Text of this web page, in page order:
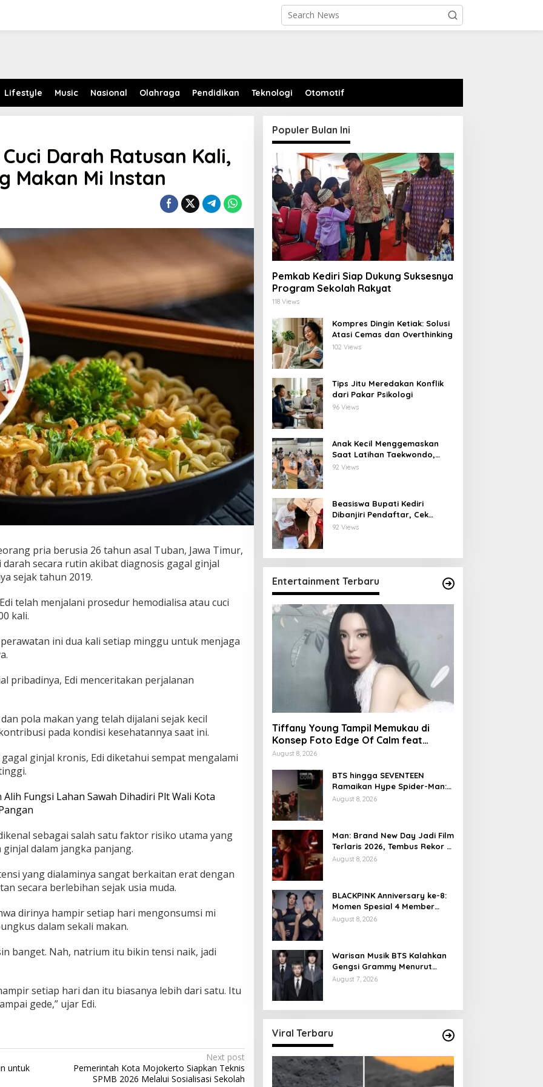
Lifestyle Music Nasional Olahraga Pendidikan Teknologi Otomotif
Darah Ratusan Kali,
Makan Mi Instan
pria berusia 26 tahun asal Tuban, Jawa Timur,
secara rutin akibat diagnosis gagal ginjal
sejak tahun 2019.
telah menjalani prosedur hemodialisa atau cuci
kali.
ini dua kali setiap minggu untuk menjaga
pribadinya, Edi menceritakan perjalanan
pola makan yang telah dijalani sejak kecil
pada kondisi kesehatannya saat ini.
ginjal kronis, Edi diketahui sempat mengalami
Fungsi Lahan Sawah Dihadiri Plt Wali Kota
sebagai salah satu faktor risiko utama yang
dalam jangka panjang.
yang dialaminya sangat berkaitan erat dengan
secara berlebihan sejak usia muda.
dirinya hampir setiap hari mengonsumsi mi
dalam sekali makan.
banget. Nah, natrium itu bikin tensi naik, jadi
setiap hari dan itu biasanya lebih dari satu. Itu
gede,” ujar Edi.
untuk
Next post
Pemerintah Kota Mojokerto Siapkan Teknis
SPMB 2026 Melalui Sosialisasi Sekolah
Populer Bulan Ini
Pemkab Kediri Siap Dukung Suksesnya
Program Sekolah Rakyat
118 Views
Kompres Dingin Ketiak: Solusi
Atasi Cemas dan Overthinking
102 Views
Tips Jitu Meredakan Konflik
dari Pakar Psikologi
96 Views
Anak Kecil Menggemaskan
Saat Latihan Taekwondo,
Netizen Terhibur
92 Views
Beasiswa Bupati Kediri
Dibanjiri Pendaftar, Cek
Langsung ke Rumah untuk
92 Views
Entertainment Terbaru
Tiffany Young Tampil Memukau di
Konsep Foto Edge Of Calm feat
Miyeon
August 8, 2026
BTS hingga SEVENTEEN
Ramaikan Hype Spider-Man:
Brand New Day
August 8, 2026
Man: Brand New Day Jadi Film
Terlaris 2026, Tembus Rekor 7
Hari
August 8, 2026
BLACKPINK Anniversary ke-8:
Momen Spesial 4 Member
Berkumpul
August 8, 2026
Warisan Musik BTS Kalahkan
Gengsi Grammy Menurut
Forbes
August 7, 2026
Viral Terbaru